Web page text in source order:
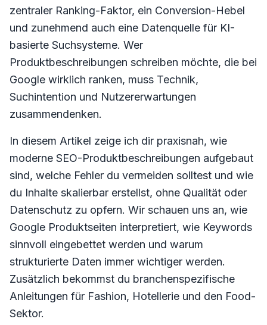
zentraler Ranking-Faktor, ein Conversion-Hebel
und zunehmend auch eine Datenquelle für KI-
basierte Suchsysteme. Wer
Produktbeschreibungen schreiben möchte, die bei
Google wirklich ranken, muss Technik,
Suchintention und Nutzererwartungen
zusammendenken.
In diesem Artikel zeige ich dir praxisnah, wie
moderne SEO-Produktbeschreibungen aufgebaut
sind, welche Fehler du vermeiden solltest und wie
du Inhalte skalierbar erstellst, ohne Qualität oder
Datenschutz zu opfern. Wir schauen uns an, wie
Google Produktseiten interpretiert, wie Keywords
sinnvoll eingebettet werden und warum
strukturierte Daten immer wichtiger werden.
Zusätzlich bekommst du branchenspezifische
Anleitungen für Fashion, Hotellerie und den Food-
Sektor.